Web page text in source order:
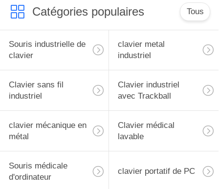
Catégories populaires Tous
Souris industrielle de
clavier
clavier metal
industriel
Clavier sans fil
industriel
Clavier industriel
avec Trackball
clavier mécanique en
métal
Clavier médical
lavable
Souris médicale
d'ordinateur
clavier portatif de PC